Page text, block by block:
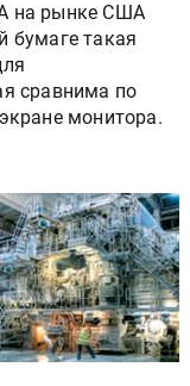
на рынке США
бумаге такая
сравнима по
монитора.